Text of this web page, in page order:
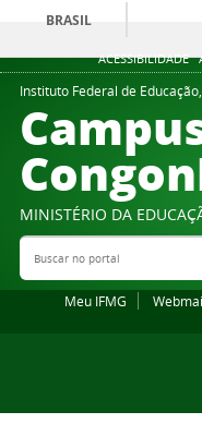
ACESSIBILIDADE
BRASIL
Instituto Federal de
MINISTÉRIO DA
Buscar no portal
Meu IFMG